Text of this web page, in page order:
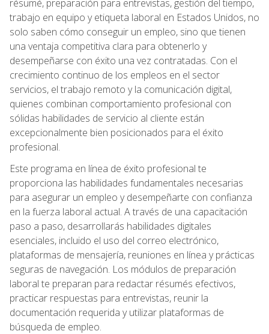
résumé, preparación para entrevistas, gestión del tiempo,
trabajo en equipo y etiqueta laboral en Estados Unidos, no
solo saben cómo conseguir un empleo, sino que tienen
una ventaja competitiva clara para obtenerlo y
desempeñarse con éxito una vez contratadas. Con el
crecimiento continuo de los empleos en el sector
servicios, el trabajo remoto y la comunicación digital,
quienes combinan comportamiento profesional con
sólidas habilidades de servicio al cliente están
excepcionalmente bien posicionados para el éxito
profesional.
Este programa en línea de éxito profesional te
proporciona las habilidades fundamentales necesarias
para asegurar un empleo y desempeñarte con confianza
en la fuerza laboral actual. A través de una capacitación
paso a paso, desarrollarás habilidades digitales
esenciales, incluido el uso del correo electrónico,
plataformas de mensajería, reuniones en línea y prácticas
seguras de navegación. Los módulos de preparación
laboral te preparan para redactar résumés efectivos,
practicar respuestas para entrevistas, reunir la
documentación requerida y utilizar plataformas de
búsqueda de empleo.